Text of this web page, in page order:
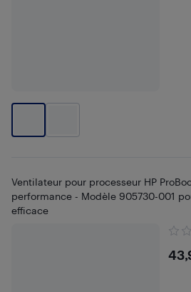
Ventilateur pour processeur HP
performance - Modèle 905730-001
efficace